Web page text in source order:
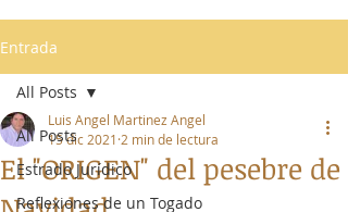
Entrada
All Posts
Estrado Jurídico
Reflexiones de un Togado
All Posts
El "ORIGEN" del pesebre de
Luis Angel Martinez Angel
15 dic 2021 2 min de lectura